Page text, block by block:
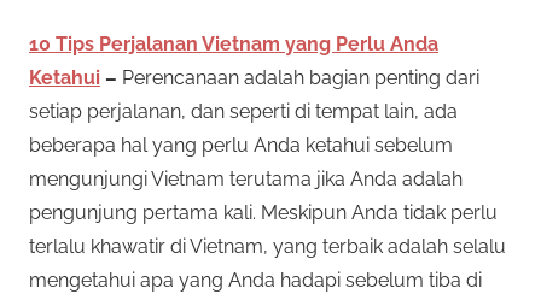
s
S
l
o
t
e
n
i
m
e
n
a
w
10 Tips Perjalanan Vietnam yang Perlu Anda
Ketahui – Perencanaan adalah bagian penting dari
setiap perjalanan, dan seperti di tempat lain, ada
beberapa hal yang perlu Anda ketahui sebelum
mengunjungi Vietnam terutama jika Anda adalah
pengunjung pertama kali. Meskipun Anda tidak perlu
terlalu khawatir di Vietnam, yang terbaik adalah selalu
mengetahui apa yang Anda hadapi sebelum tiba di